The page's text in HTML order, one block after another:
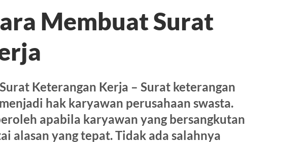
Membuat Surat
Keterangan Kerja – Surat keterangan
hak karyawan perusahaan swasta.
apabila karyawan yang bersangkutan
alasan yang tepat. Tidak ada salahnya